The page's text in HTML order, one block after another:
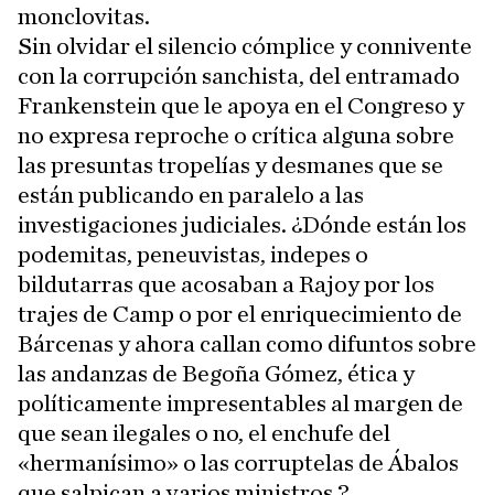
monclovitas.
Sin olvidar el silencio cómplice y connivente
con la corrupción sanchista, del entramado
Frankenstein que le apoya en el Congreso y
no expresa reproche o crítica alguna sobre
las presuntas tropelías y desmanes que se
están publicando en paralelo a las
investigaciones judiciales. ¿Dónde están los
podemitas, peneuvistas, indepes o
bildutarras que acosaban a Rajoy por los
trajes de Camp o por el enriquecimiento de
Bárcenas y ahora callan como difuntos sobre
las andanzas de Begoña Gómez, ética y
políticamente impresentables al margen de
que sean ilegales o no, el enchufe del
«hermanísimo» o las corruptelas de Ábalos